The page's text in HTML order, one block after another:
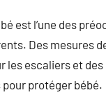
est l’une des
Des mesures
les escaliers et
protéger bébé.